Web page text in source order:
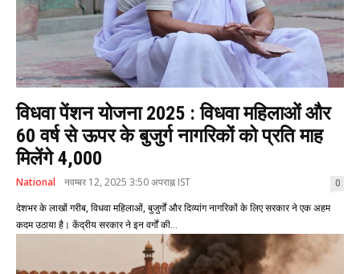
विधवा पेंशन योजना 2025 : विधवा महिलाओं और
60 वर्ष से ऊपर के बुजुर्ग नागरिकों को प्रति माह
मिलेंगे 4,000
National नवम्बर 12, 2025 3:50 अपराह्न IST 0
देशभर के लाखों गरीब, विधवा महिलाओं, बुजुर्गों और दिव्यांग नागरिकों के लिए सरकार ने एक अहम
कदम उठाया है। केंद्रीय सरकार ने इन वर्गों की...